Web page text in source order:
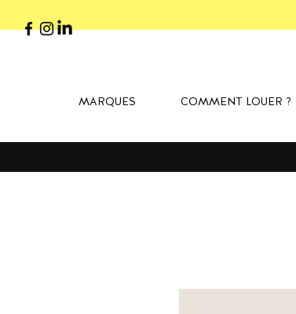
MARQUES COMMENT LOUER ?